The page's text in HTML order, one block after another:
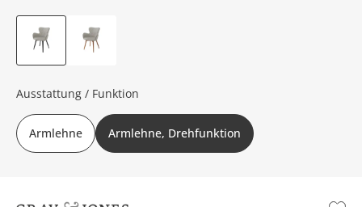
Ausstattung / Funktion
Armlehne Armlehne, Drehfunktion